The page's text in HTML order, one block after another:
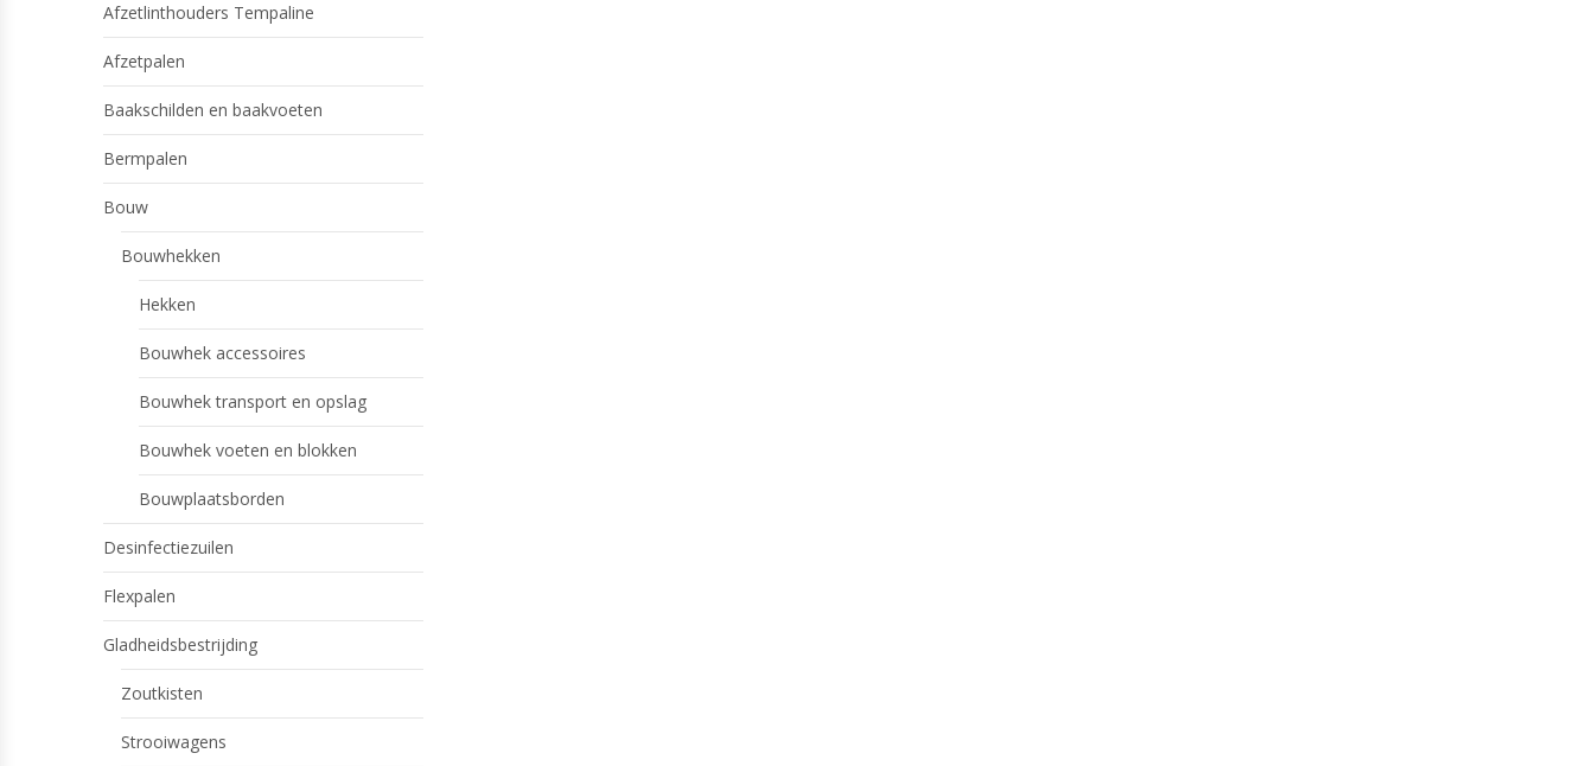
Afzetlinthouders Tempaline
Afzetpalen
Baakschilden en baakvoeten
Bermpalen
Bouw
Bouwhekken
Hekken
Bouwhek accessoires
Bouwhek transport en opslag
Bouwhek voeten en blokken
Bouwplaatsborden
Desinfectiezuilen
Flexpalen
Gladheidsbestrijding
Zoutkisten
Strooiwagens